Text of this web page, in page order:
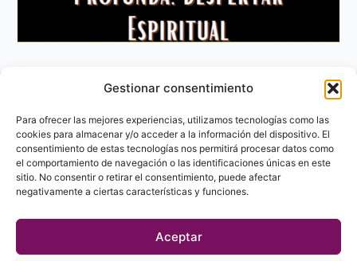
Gestionar consentimiento
Para ofrecer las mejores experiencias, utilizamos tecnologías como las
cookies para almacenar y/o acceder a la información del dispositivo. El
consentimiento de estas tecnologías nos permitirá procesar datos como
el comportamiento de navegación o las identificaciones únicas en este
sitio. No consentir o retirar el consentimiento, puede afectar
negativamente a ciertas características y funciones.
Aceptar
Aviso Legal
Política de privacidad
Política de Cookies
Contacto